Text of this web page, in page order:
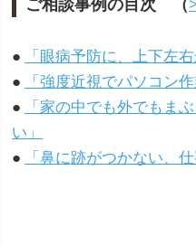
ご相談事例の目次 （
「眼病予防に、上下左
「強度近視でパソコン
「家の中でも外でもま
い」
「鼻に跡がつかない、